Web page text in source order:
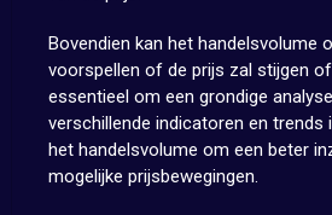
Bovendien kan het handelsvolume
voorspellen of de prijs zal stijgen
essentieel om een grondige
verschillende indicatoren en
het handelsvolume om een beter
mogelijke prijsbewegingen.